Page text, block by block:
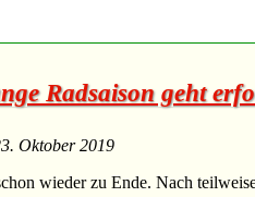
Radsaison geht
Oktober 2019
wieder zu Ende. Nach